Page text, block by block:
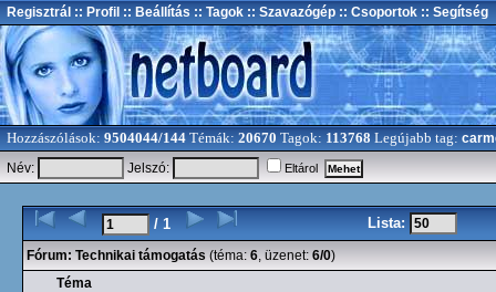
Regisztrál :: Profil :: Beállítás :: Tagok :: Szavazógép :: Csoportok :: Segítség
Hozzászólások: 9504044/144 Témák: 20670 Tagok: 113768 Legújabb tag:
Név:
Jelszó: Eltárol
/ 1 Lista:
Fórum: Technikai támogatás (téma: 6, üzenet: 6/0)
Téma